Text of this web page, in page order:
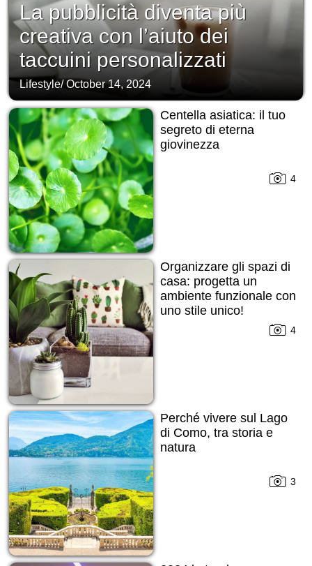
La pubblicità diventa più
creativa con l’aiuto dei
taccuini personalizzati
Lifestyle/October 14, 2024
Centella asiatica: il tuo
segreto di eterna
giovinezza
4
Organizzare gli spazi di
casa: progetta un
ambiente funzionale con
uno stile unico!
4
Perché vivere sul Lago
di Como, tra storia e
natura
3